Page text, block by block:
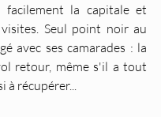
facilement la capitale et
Seul point noir au
avec ses camarades : la
retour, même s'il a tout
à récupérer...